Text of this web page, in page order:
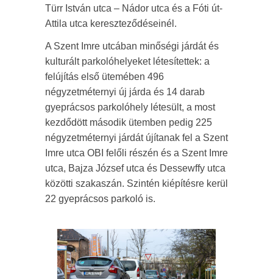
Türr István utca – Nádor utca és a Fóti út-
Attila utca kereszteződéseinél.
A Szent Imre utcában minőségi járdát és
kulturált parkolóhelyeket létesítettek: a
felújítás első ütemében 496
négyzetméternyi új járda és 14 darab
gyeprácsos parkolóhely létesült, a most
kezdődött második ütemben pedig 225
négyzetméternyi járdát újítanak fel a Szent
Imre utca OBI felőli részén és a Szent Imre
utca, Bajza József utca és Dessewffy utca
közötti szakaszán. Szintén kiépítésre kerül
22 gyeprácsos parkoló is.